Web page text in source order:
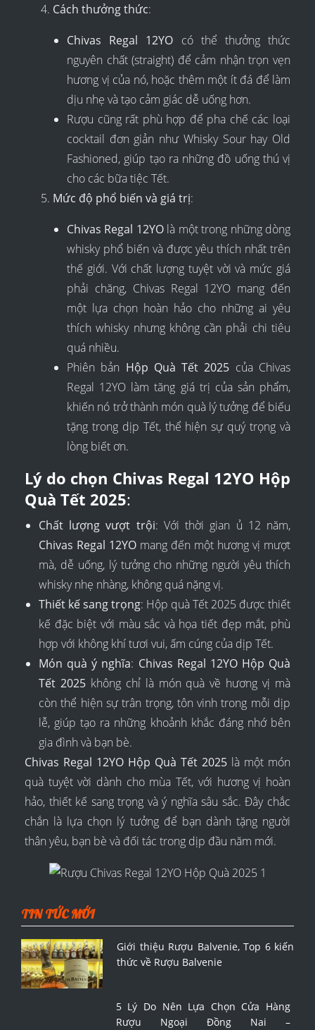
Cách thưởng thức:
Chivas Regal 12YO có thể thưởng thức
nguyên chất (straight) để cảm nhận trọn vẹn
hương vị của nó, hoặc thêm một ít đá để làm
dịu nhẹ và tạo cảm giác dễ uống hơn.
Rượu cũng rất phù hợp để pha chế các loại
cocktail đơn giản như Whisky Sour hay Old
Fashioned, giúp tạo ra những đồ uống thú vị
cho các bữa tiệc Tết.
Mức độ phổ biến và giá trị:
Chivas Regal 12YOlà một trong những dòng
whisky phổ biến và được yêu thích nhất trên
thế giới. Với chất lượng tuyệt vời và mức giá
phải chăng, Chivas Regal 12YO mang đến
một lựa chọn hoàn hảo cho những ai yêu
thích whisky nhưng không cần phải chi tiêu
quá nhiều.
Phiên bản Hộp Quà Tết 2025 của Chivas
Regal 12YO làm tăng giá trị của sản phẩm,
khiến nó trở thành món quà lý tưởng để biếu
tặng trong dịp Tết, thể hiện sự quý trọng và
lòng biết ơn.
Lý do chọn Chivas Regal 12YO Hộp
Quà Tết 2025:
Chất lượng vượt trội: Với thời gian ủ 12 năm,
Chivas Regal 12YO mang đến một hương vị mượt
mà, dễ uống, lý tưởng cho những người yêu thích
whisky nhẹ nhàng, không quá nặng vị.
Thiết kế sang trọng: Hộp quà Tết 2025 được thiết
kế đặc biệt với màu sắc và họa tiết đẹp mắt, phù
hợp với không khí tươi vui, ấm cúng của dịp Tết.
Món quà ý nghĩa: Chivas Regal 12YO Hộp Quà
Tết 2025không chỉ là món quà về hương vị mà
còn thể hiện sự trân trọng, tôn vinh trong mỗi dịp
lễ, giúp tạo ra những khoảnh khắc đáng nhớ bên
gia đình và bạn bè.
Chivas Regal 12YO Hộp Quà Tết 2025 là một món
quà tuyệt vời dành cho mùa Tết, với hương vị hoàn
hảo, thiết kế sang trọng và ý nghĩa sâu sắc. Đây chắc
chắn là lựa chọn lý tưởng để bạn dành tặng người
thân yêu, bạn bè và đối tác trong dịp đầu năm mới.
TIN TỨC MỚI
Giới thiệu Rượu Balvenie, Top 6 kiến
thức về Rượu Balvenie
5 Lý Do Nên Lựa Chọn Cửa Hàng
Rượu Ngoại Đồng Nai –